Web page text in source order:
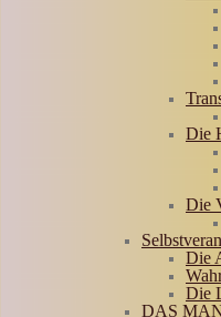
Die
Die
Die
Die
DAS